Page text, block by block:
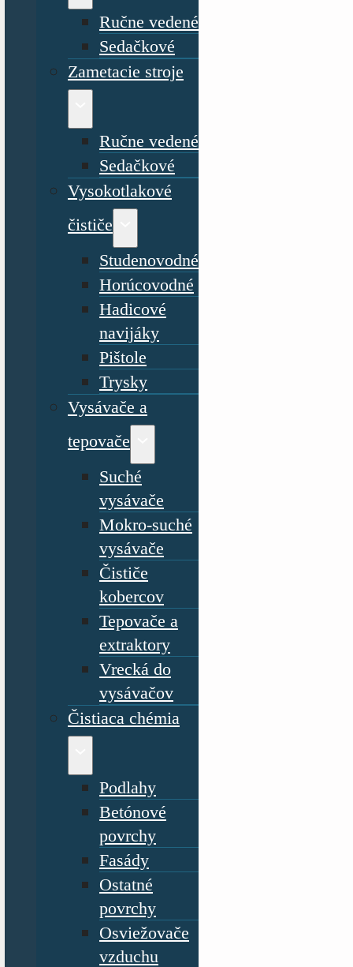
Ručne vedené
Sedačkové
Zametacie stroje
Ručne vedené
Sedačkové
Vysokotlakové
čističe
Studenovodné
Horúcovodné
Hadicové
navijáky
Pištole
Trysky
Vysávače a
tepovače
Suché
vysávače
Mokro-suché
vysávače
Čističe
kobercov
Tepovače a
extraktory
Vrecká do
vysávačov
Čistiaca chémia
Podlahy
Betónové
povrchy
Fasády
Ostatné
povrchy
Osviežovače
vzduchu